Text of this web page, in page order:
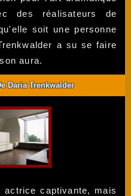
des réalisateurs de
soit une personne
a su se faire
aura.
Daria Trenkwalder
actrice captivante, mais